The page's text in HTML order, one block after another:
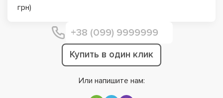
грн)
Купить в один клик
Или напишите нам: